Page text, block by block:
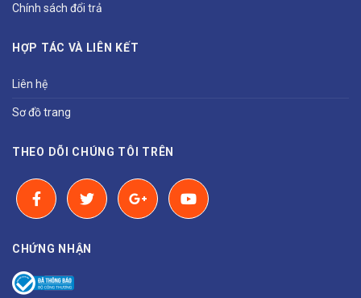
Chính sách đổi trả
HỢP TÁC VÀ LIÊN KẾT
Liên hệ
Sơ đồ trang
THEO DÕI CHÚNG TÔI TRÊN
CHỨNG NHẬN